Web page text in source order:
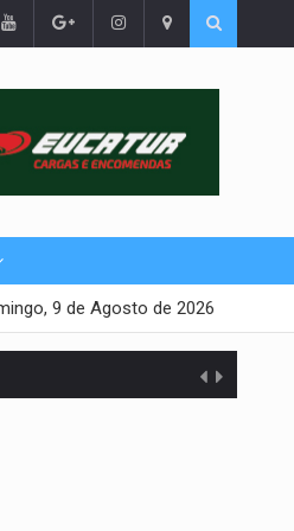
9 de Agosto de 2026